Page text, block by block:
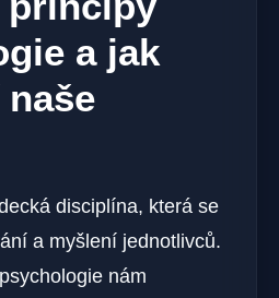
a jak
disciplína, která se
a myšlení jednotlivců.
nám